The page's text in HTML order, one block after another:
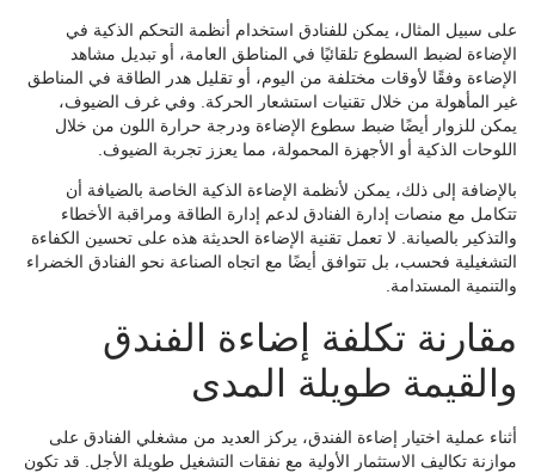
على سبيل المثال، يمكن للفنادق استخدام أنظمة التحكم الذكية في
الإضاءة لضبط السطوع تلقائيًا في المناطق العامة، أو تبديل مشاهد
الإضاءة وفقًا لأوقات مختلفة من اليوم، أو تقليل هدر الطاقة في المناطق
غير المأهولة من خلال تقنيات استشعار الحركة. وفي غرف الضيوف،
يمكن للزوار أيضًا ضبط سطوع الإضاءة ودرجة حرارة اللون من خلال
اللوحات الذكية أو الأجهزة المحمولة، مما يعزز تجربة الضيوف.
بالإضافة إلى ذلك، يمكن لأنظمة الإضاءة الذكية الخاصة بالضيافة أن
تتكامل مع منصات إدارة الفنادق لدعم إدارة الطاقة ومراقبة الأخطاء
والتذكير بالصيانة. لا تعمل تقنية الإضاءة الحديثة هذه على تحسين الكفاءة
التشغيلية فحسب، بل تتوافق أيضًا مع اتجاه الصناعة نحو الفنادق الخضراء
والتنمية المستدامة.
مقارنة تكلفة إضاءة الفندق
والقيمة طويلة المدى
أثناء عملية اختيار إضاءة الفندق، يركز العديد من مشغلي الفنادق على
موازنة تكاليف الاستثمار الأولية مع نفقات التشغيل طويلة الأجل. قد تكون